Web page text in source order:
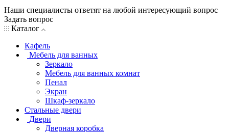
Наши специалисты ответят на любой интересующий вопрос
Задать вопрос
Каталог
Кафель
Мебель для ванных
Зеркало
Мебель для ванных комнат
Пенал
Экран
Шкаф-зеркало
Стальные двери
Двери
Дверная коробка